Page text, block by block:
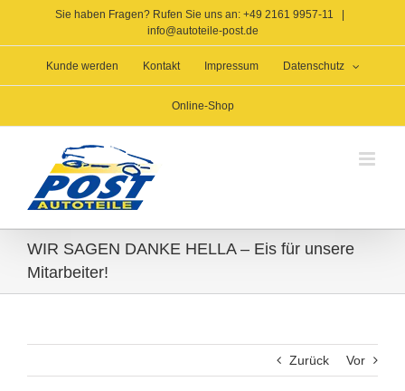
springen
Sie haben Fragen? Rufen Sie uns an: +49 2161 9957-11
info@autoteile-post.de
Kunde werden Kontakt Impressum Datenschutz
Online-Shop
WIR SAGEN DANKE HELLA – Eis für unsere
Mitarbeiter!
Zurück Vor